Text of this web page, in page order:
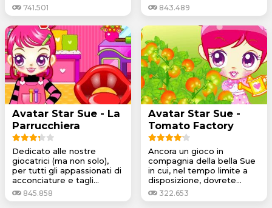
741.501 843.489
Avatar Star Sue - La
Parrucchiera
Dedicato alle nostre
giocatrici (ma non solo),
per tutti gli appassionati di
acconciature e tagli...
845.858
Avatar Star Sue -
Tomato Factory
Ancora un gioco in
compagnia della bella Sue
in cui, nel tempo limite a
disposizione, dovrete...
322.653